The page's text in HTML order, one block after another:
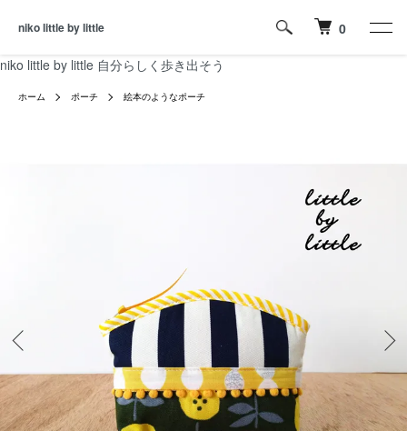
niko little by little 自分らしく歩き出そう
niko little by little 0
ホーム ポーチ 絵本のようなポーチ